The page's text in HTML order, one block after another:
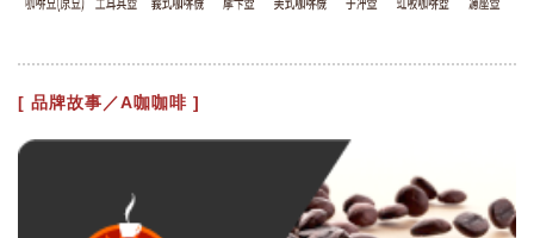
[ 品牌故事／A咖咖啡 ]